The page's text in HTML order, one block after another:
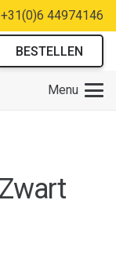
+31(0)6 44974146
BESTELLEN
Menu